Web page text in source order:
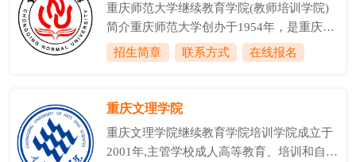
育形成了...
训培养基地、重庆市退役军人职业技能培训
基地和重庆理工士继人才培训有限公司、。
学校从1990年开始举办成人高等教育，1994
重庆直辖后首批被重庆市教委和重庆...
重庆师范大学继续教育学院(教师培训学院)
简介重庆师范大学创办于1954年，是重庆市
人民政府举办的全日制综合性普通本科院
校，是西部教师教育事业的重要基地之一，
校1986年获批硕士学位授予单位，2003年更
推免单位，2018年获批博士学位授予单位，
招生简章 联系方式 在线报名
重庆文理学院
重庆文理学院继续教育学院培训学院成立于
2001年,主管学校成人高等教育、培训和自考